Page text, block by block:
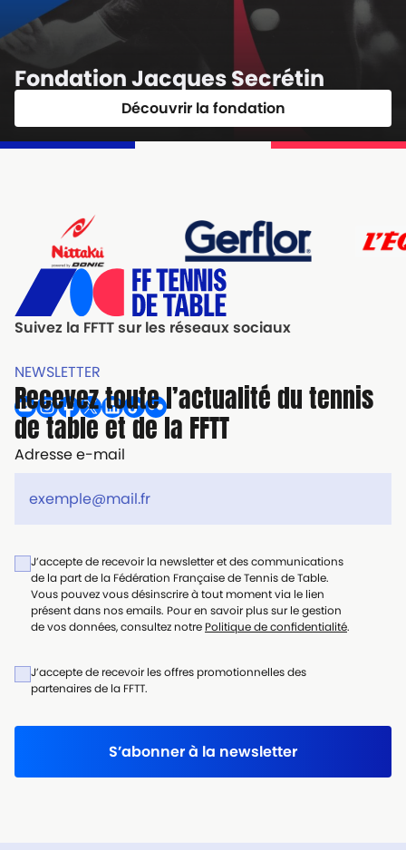
Fondation Jacques Secrétin
Découvrir la fondation
Suivez la FFTT sur les réseaux sociaux
NEWSLETTER
Recevez toute l’actualité du tennis
de table et de la FFTT
Adresse e-mail
J’accepte de recevoir la newsletter et des communications
de la part de la Fédération Française de Tennis de Table.
Vous pouvez vous désinscrire à tout moment via le lien
présent dans nos emails. Pour en savoir plus sur le gestion
de vos données, consultez notre Politique de confidentialité.
J’accepte de recevoir les offres promotionnelles des
partenaires de la FFTT.
S’abonner à la newsletter